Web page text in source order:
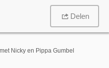
Delen
Nicky en Pippa Gumbel